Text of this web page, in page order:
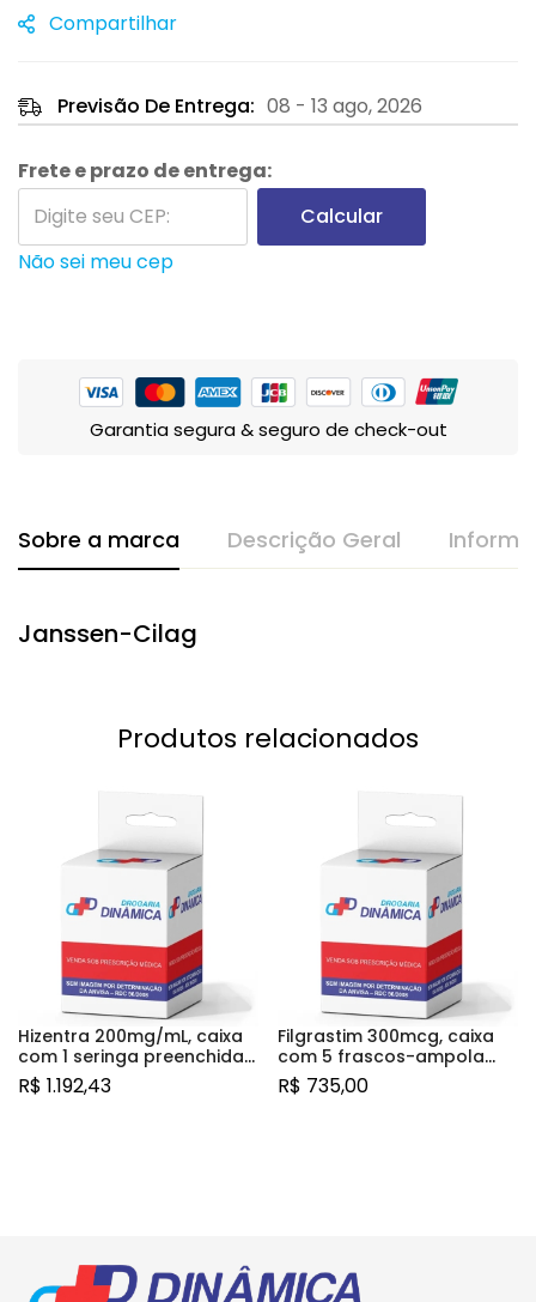
Compartilhar
Previsão De Entrega: 08 - 13 ago, 2026
Frete e prazo de entrega:
Calcular
Não sei meu cep
Garantia segura & seguro de check-out
Sobre a marca Descrição Geral
Janssen-Cilag
Produtos relacionados
Hizentra 200mg/mL, caixa
com 1 seringa preenchida
com 10mL de solução de
uso subcutâneo
R$ 1.192,43
Filgrastim 300mcg, caixa
com 5 frascos-ampola
com 1mL de solução
R$ 735,00